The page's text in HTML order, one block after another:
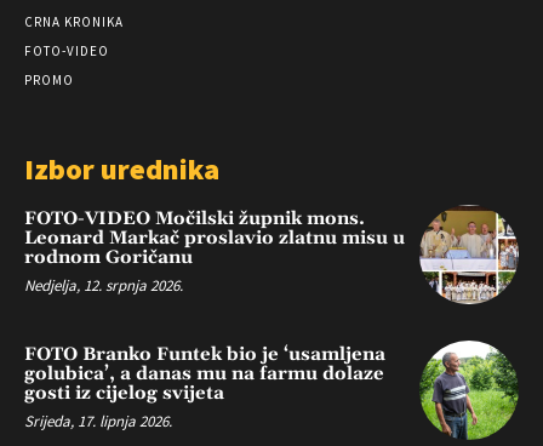
CRNA KRONIKA
FOTO-VIDEO
PROMO
Izbor urednika
FOTO-VIDEO Močilski župnik mons.
Leonard Markač proslavio zlatnu misu u
rodnom Goričanu
Nedjelja, 12. srpnja 2026.
FOTO Branko Funtek bio je ‘usamljena
golubica’, a danas mu na farmu dolaze
gosti iz cijelog svijeta
Srijeda, 17. lipnja 2026.